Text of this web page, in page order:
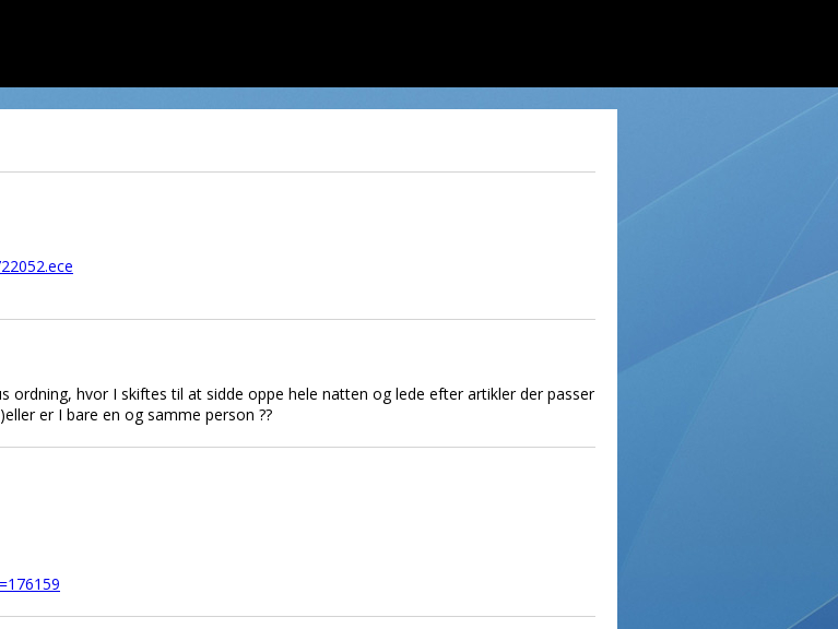
ordning, hvor I skiftes til at sidde oppe hele natten og lede efter artikler der passer
er I bare en og samme person ??